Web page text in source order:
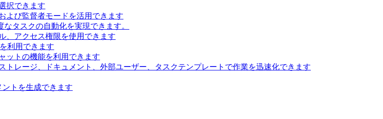
択できます
よび監督者モードを活用できます
タスクの自動化を実現できます。
、アクセス権限を使用できます
利用できます
ットの機能を利用できます
トレージ、ドキュメント、外部ユーザー、タスクテンプレートで作業を迅速化できます
トを生成できます